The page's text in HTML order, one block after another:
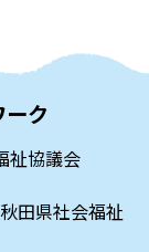
ク
祉協議会
田県社会福祉